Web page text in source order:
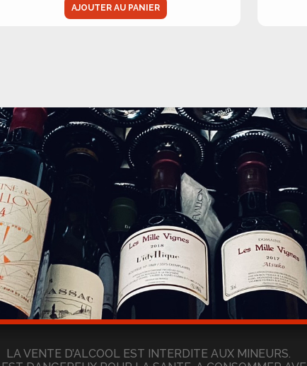
AJOUTER AU PANIER
LA VENTE D’ALCOOL EST INTERDITE AUX MINEURS.